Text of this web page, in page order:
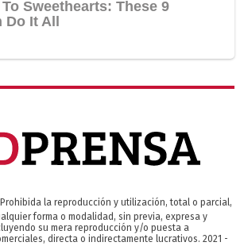
Prohibida la reproducción y utilización, total o parcial,
forma o modalidad, sin previa, expresa y
su mera reproducción y/o puesta a
directa o indirectamente lucrativos. 2021 -